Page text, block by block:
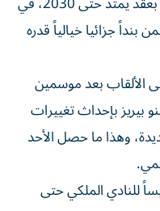
وتتضمن بنداً جزائيا خيالياً قدره
الألقاب بعد موسمين
بيريز بإحداث تغييرات
وهذا ما حصل الأحد
رئيساً للنادي الملكي حتى